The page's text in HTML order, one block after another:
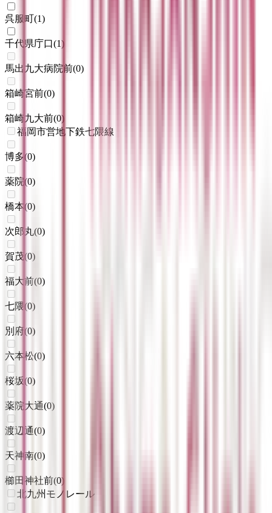
呉服町(1)
千代県庁口(1)
馬出九大病院前(0)
箱崎宮前(0)
箱崎九大前(0)
福岡市営地下鉄七隈線
博多(0)
薬院(0)
橋本(0)
次郎丸(0)
賀茂(0)
福大前(0)
七隈(0)
別府(0)
六本松(0)
桜坂(0)
薬院大通(0)
渡辺通(0)
天神南(0)
櫛田神社前(0)
北九州モノレール